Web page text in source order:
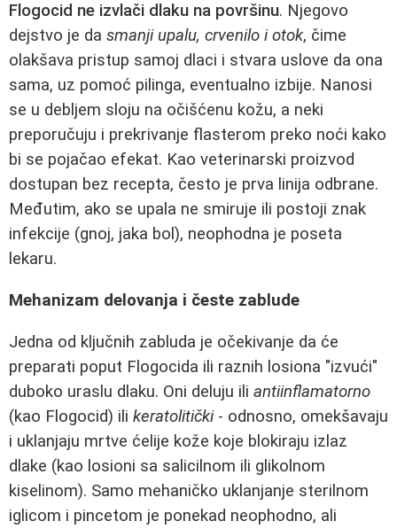
Flogocid ne izvlači dlaku na površinu. Njegovo
dejstvo je da smanji upalu, crvenilo i otok, čime
olakšava pristup samoj dlaci i stvara uslove da ona
sama, uz pomoć pilinga, eventualno izbije. Nanosi
se u debljem sloju na očišćenu kožu, a neki
preporučuju i prekrivanje flasterom preko noći kako
bi se pojačao efekat. Kao veterinarski proizvod
dostupan bez recepta, često je prva linija odbrane.
Međutim, ako se upala ne smiruje ili postoji znak
infekcije (gnoj, jaka bol), neophodna je poseta
lekaru.
Mehanizam delovanja i česte zablude
Jedna od ključnih zabluda je očekivanje da će
preparati poput Flogocida ili raznih losiona "izvući"
duboko uraslu dlaku. Oni deluju ili antiinflamatorno
(kao Flogocid) ili keratolitički- odnosno, omekšavaju
i uklanjaju mrtve ćelije kože koje blokiraju izlaz
dlake (kao losioni sa salicilnom ili glikolnom
kiselinom). Samo mehaničko uklanjanje sterilnom
iglicom i pincetom je ponekad neophodno, ali